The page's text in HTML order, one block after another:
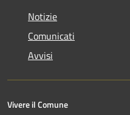
Notizie
Comunicati
Avvisi
Vivere il Comune